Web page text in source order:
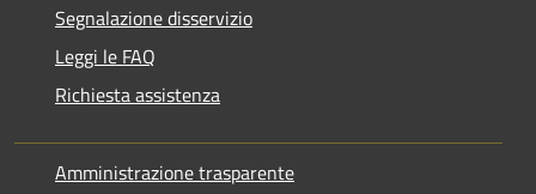
Segnalazione disservizio
Leggi le FAQ
Richiesta assistenza
Amministrazione trasparente